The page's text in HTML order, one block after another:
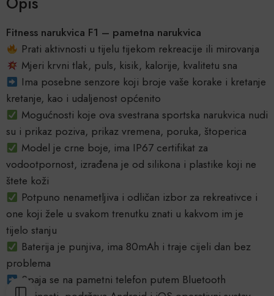
Fitness narukvica F1 – pametna narukvica
Prati aktivnosti u tijelu tijekom rekreacije ili mirovanja
Mjeri krvni tlak, puls, kisik, kalorije, kvalitetu sna
Ima posebne senzore koji broje vaše korake i kretanje
kretanje, kao i udaljenost općenito
Mogućnosti koje ova svestrana sportska narukvica nudi
su i prikaz poziva, prikaz vremena, poruka, štoperica
Model je crne boje, ima IP67 certifikat za
vodootpornost, izrađena je od silikona i plastike koji ne
štete koži
Potpuno nenametljiva i odličan izbor za rekreativce i
one koji žele u svakom trenutku znati u kakvom im je
tijelo stanju
Baterija je punjiva, ima 80mAh i traje cijeli dan bez
problema
Spaja se na pametni telefon putem Bluetooth